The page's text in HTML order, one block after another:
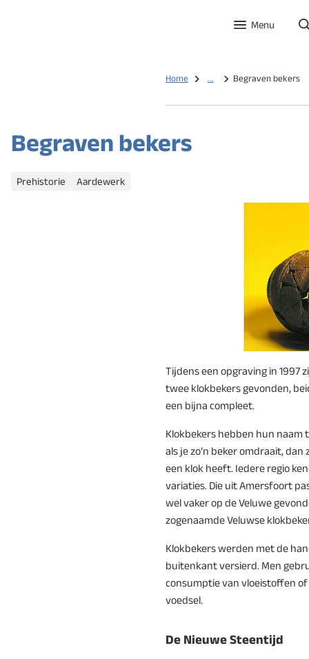
Menu
Home ... Begraven bekers
Begraven bekers
Prehistorie
Aardewerk
Tijdens een opgraving in 1997
twee klokbekers gevonden,
een bijna compleet.
Klokbekers hebben hun naam
als je zo’n beker omdraait,
een klok heeft. Iedere regio
variaties. Die uit Amersfoort
wel vaker op de Veluwe
zogenaamde Veluwse
Klokbekers werden met de
buitenkant versierd. Men
consumptie van vloeistoffen of
voedsel.
De Nieuwe Steentijd